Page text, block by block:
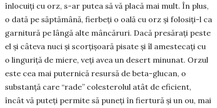
înlocuiți cu orz, s-ar putea să vă placă mai mult. În plus,
o dată pe săp­tămână, fierbeți o oa­lă cu orz și fo­losiți-l ca
garnitură pe lângă alte mâncăruri. Dacă presărați peste
el și câteva nuci și scorțișoară pisate și îl amestecați cu
o lin­guriță de miere, veți avea un desert minunat. Orzul
este cea mai puternică resursă de beta-glucan, o
substanță care “rade” colesterolul atât de efi­cient,
încât vă puteți permite să puneți în fiertură și un ou, mai